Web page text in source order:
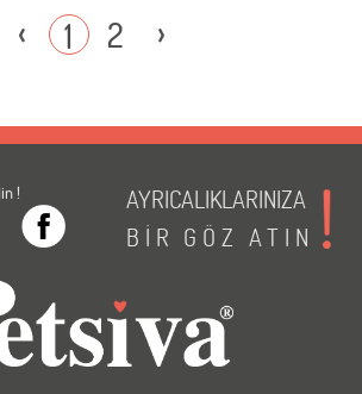
‹ 1 2 ›
!
AYRICALIKLARINIZA
BİR GÖZ ATIN